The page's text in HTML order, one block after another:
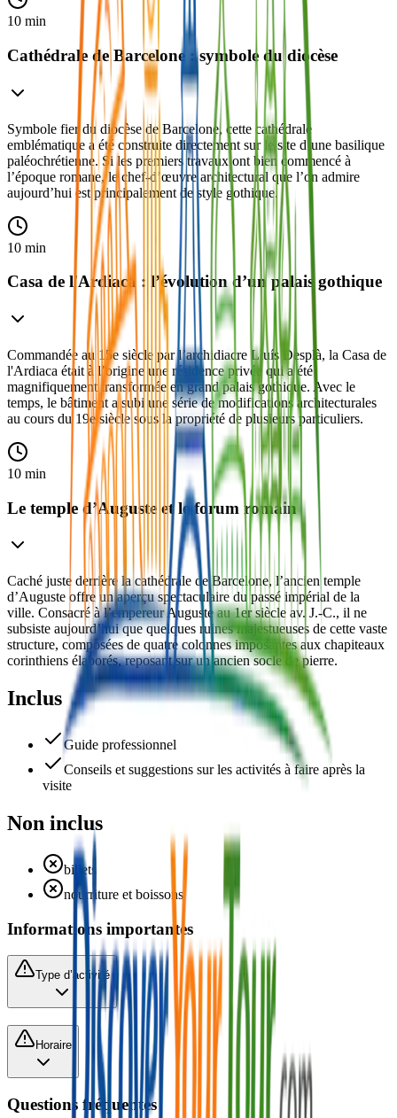
10 min
Cathédrale de Barcelone : symbole du diocèse
Symbole fier du diocèse de Barcelone, cette cathédrale
emblématique a été construite directement sur le site d’une basilique
paléochrétienne. Si les premiers travaux ont bien commencé à
l’époque romane, le chef-d’œuvre architectural que l’on admire
aujourd’hui est principalement de style gothique.
10 min
Casa de l'Ardiaca : l’évolution d’un palais gothique
Commandée au 15e siècle par l’archidiacre Lluís Desplà, la Casa de
l'Ardiaca était à l’origine une résidence privée qui a été
magnifiquement transformée en grand palais gothique. Avec le
temps, le bâtiment a subi une série de modifications architecturales
au cours du 19e siècle sous la propriété de plusieurs particuliers.
10 min
Le temple d’Auguste et le forum romain
Caché juste derrière la cathédrale de Barcelone, l’ancien temple
d’Auguste offre un aperçu spectaculaire du passé impérial de la
ville. Consacré à l’empereur Auguste au 1er siècle av. J.-C., il ne
subsiste aujourd’hui que quelques ruines majestueuses de cette vaste
structure, composées de quatre colonnes imposantes aux chapiteaux
corinthiens élaborés, reposant sur un ancien socle de pierre.
Inclus
Guide professionnel
Conseils et suggestions sur les activités à faire après la
visite
Non inclus
billets
nourriture et boissons
Informations importantes
Type d’activité
Horaire
Questions fréquentes